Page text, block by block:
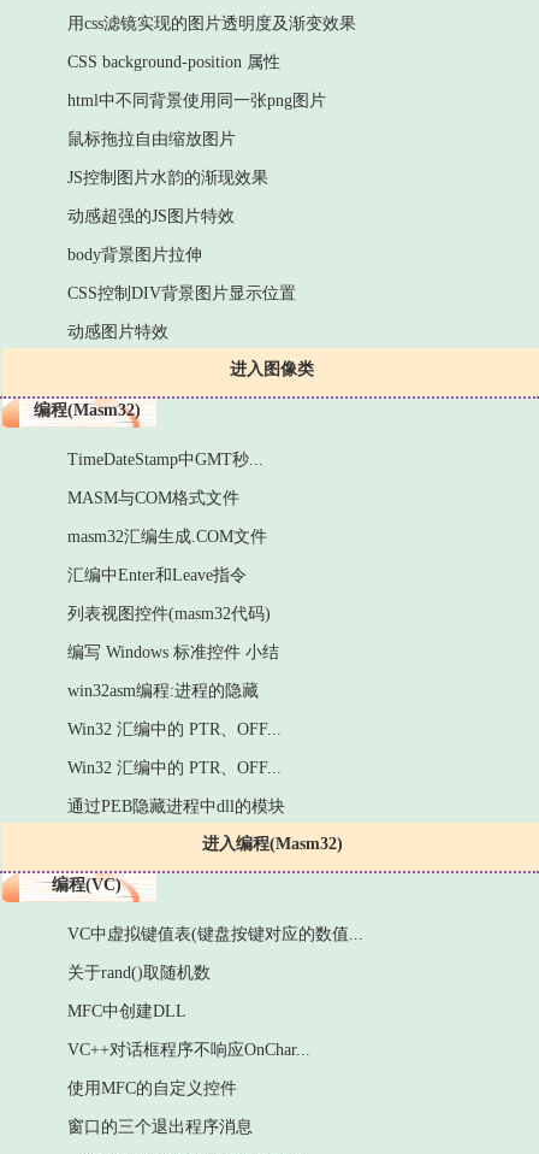
进入图像类
用css滤镜实现的图片透明度及渐变效果
CSS background-position 属性
html中不同背景使用同一张png图片
鼠标拖拉自由缩放图片
JS控制图片水韵的渐现效果
动感超强的JS图片特效
body背景图片拉伸
CSS控制DIV背景图片显示位置
动感图片特效
编程(Masm32)
进入编程(Masm32)
TimeDateStamp中GMT秒...
MASM与COM格式文件
masm32汇编生成.COM文件
汇编中Enter和Leave指令
列表视图控件(masm32代码)
编写 Windows 标准控件 小结
win32asm编程:进程的隐藏
Win32 汇编中的 PTR、OFF...
Win32 汇编中的 PTR、OFF...
通过PEB隐藏进程中dll的模块
编程(VC)
VC中虚拟键值表(键盘按键对应的数值...
关于rand()取随机数
MFC中创建DLL
VC++对话框程序不响应OnChar...
使用MFC的自定义控件
窗口的三个退出程序消息